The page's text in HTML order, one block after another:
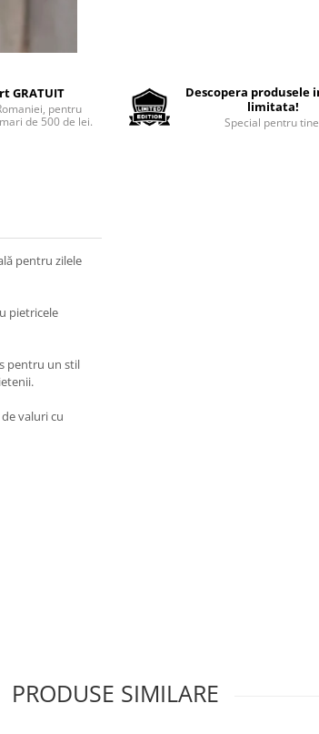
GRATUIT
pentru
de 500 de lei.
Descopera produsele
limitata!
Special pentru
pentru zilele
pietricele
pentru un stil
valuri cu
PRODUSE SIMILARE